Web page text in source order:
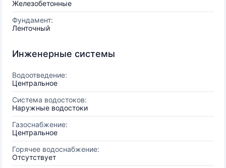
Железобетонные
Фундамент:
Ленточный
Инженерные системы
Водоотведение:
Центральное
Система водостоков:
Наружные водостоки
Газоснабжение:
Центральное
Горячее водоснабжение:
Отсутствует